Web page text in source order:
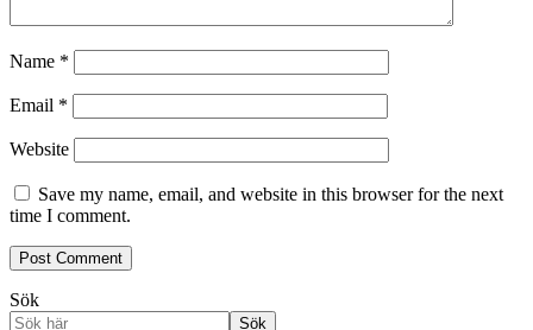
Name *
Email *
Website
Save my name, email, and website in this browser for the next
time I comment.
Sök
Sök